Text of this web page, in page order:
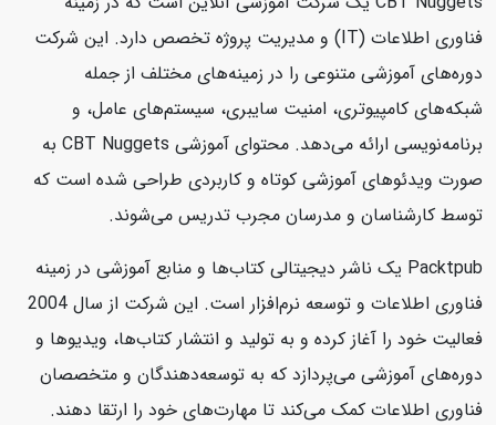
فناوری اطلاعات (IT) و مدیریت پروژه تخصص دارد. این شرکت
دوره‌های آموزشی متنوعی را در زمینه‌های مختلف از جمله
شبکه‌های کامپیوتری، امنیت سایبری، سیستم‌های عامل، و
برنامه‌نویسی ارائه می‌دهد. محتوای آموزشی CBT Nuggets به
صورت ویدئوهای آموزشی کوتاه و کاربردی طراحی شده است که
توسط کارشناسان و مدرسان مجرب تدریس می‌شوند.
Packtpub یک ناشر دیجیتالی کتاب‌ها و منابع آموزشی در زمینه
فناوری اطلاعات و توسعه نرم‌افزار است. این شرکت از سال 2004
فعالیت خود را آغاز کرده و به تولید و انتشار کتاب‌ها، ویدیوها و
دوره‌های آموزشی می‌پردازد که به توسعه‌دهندگان و متخصصان
فناوری اطلاعات کمک می‌کند تا مهارت‌های خود را ارتقا دهند.